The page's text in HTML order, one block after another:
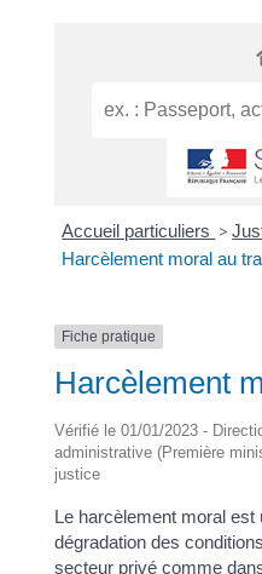
Accueil particuliers >
Harcèlement moral au
Fiche pratique
Harcèlement
Vérifié le 01/01/2023 -
administrative (Première
justice
Le harcèlement moral est
dégradation des
secteur privé comme